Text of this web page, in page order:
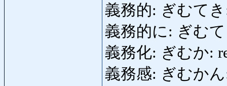
義務的: ぎむて
義務的に: ぎむ
義務化: ぎむか:
義務感: ぎむかん